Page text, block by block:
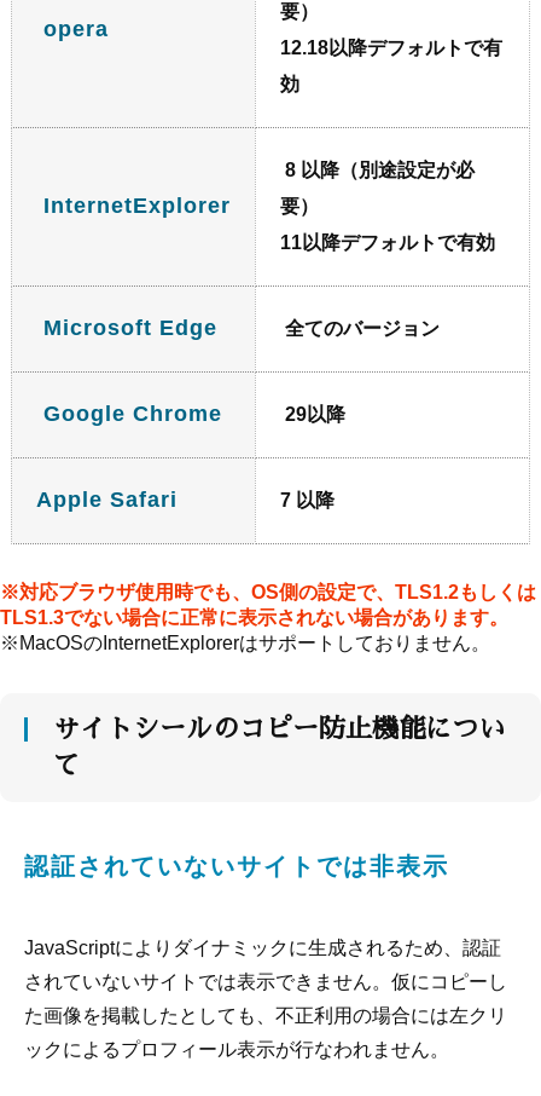
opera
要）
12.18以降デフォルトで有
効
InternetExplorer
8 以降（別途設定が必
要）
11以降デフォルトで有効
Microsoft Edge 全てのバージョン
Google Chrome 29以降
Apple Safari 7 以降
※対応ブラウザ使用時でも、OS側の設定で、TLS1.2もしくは
TLS1.3でない場合に正常に表示されない場合があります。
※MacOSのInternetExplorerはサポートしておりません。
サイトシールのコピー防止機能につい
て
認証されていないサイトでは非表示
JavaScriptによりダイナミックに生成されるため、認証
されていないサイトでは表示できません。仮にコピーし
た画像を掲載したとしても、不正利用の場合には左クリ
ックによるプロフィール表示が行なわれません。